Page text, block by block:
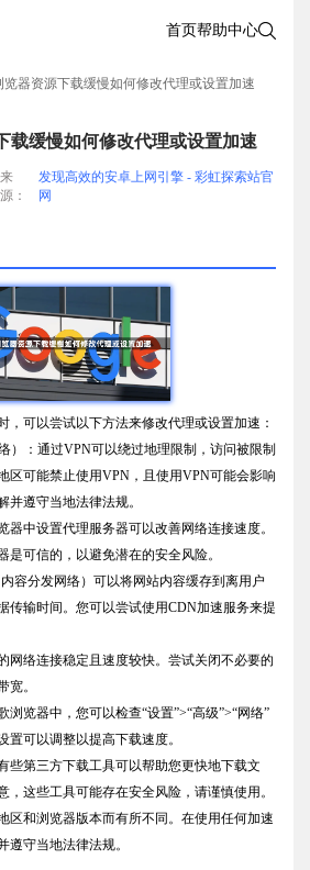
首页帮助中心
器资源下载缓慢如何修改代理或设置加速
载缓慢如何修改代理或设置加速
来
源：
发现高效的安卓上网引擎 - 彩虹探索站官
网
，可以尝试以下方法来修改代理或设置加速：
）：通过VPN可以绕过地理限制，访问被限制
区可能禁止使用VPN，且使用VPN可能会影响
并遵守当地法律法规。
器中设置代理服务器可以改善网络连接速度。
是可信的，以避免潜在的安全风险。
容分发网络）可以将网站内容缓存到离用户
传输时间。您可以尝试使用CDN加速服务来提
网络连接稳定且速度较快。尝试关闭不必要的
宽。
浏览器中，您可以检查“设置”>“高级”>“网络”
置可以调整以提高下载速度。
些第三方下载工具可以帮助您更快地下载文
，这些工具可能存在安全风险，请谨慎使用。
区和浏览器版本而有所不同。在使用任何加速
遵守当地法律法规。